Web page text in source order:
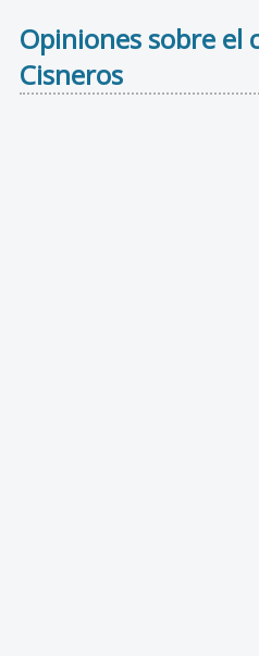
Opiniones sobre el
Cisneros